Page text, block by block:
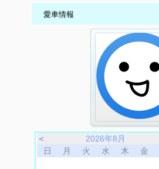
愛車情報
＜ 2026年8月
日
月 火 水 木 金